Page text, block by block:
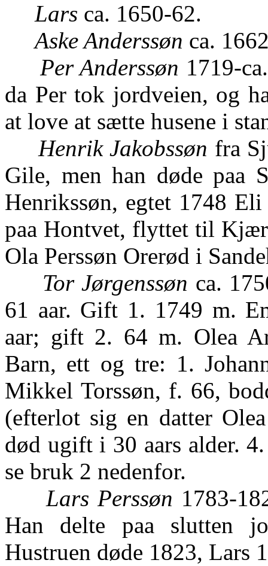
Lars ca. 1650-62.
Aske Anderssøn ca.
Per Anderssøn 1719-
da Per tok jordveien, og
at love at sætte husene i
Henrik Jakobssøn fra
Gile, men han døde paa
Henrikssøn, egtet 1748
paa Hontvet, flyttet til
Ola Perssøn Orerød i
Tor Jørgenssøn ca.
61 aar. Gift 1. 1749 m.
aar; gift 2. 64 m. Olea
Barn, ett og tre: 1.
Mikkel Torssøn, f. 66,
(efterlot sig en datter
død ugift i 30 aars alder.
se bruk 2 nedenfor.
Lars Perssøn 1783-
Han delte paa slutten
Hustruen døde 1823, Lars